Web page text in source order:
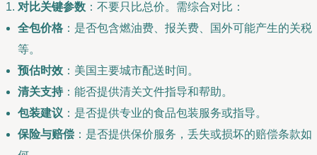
对比关键参数 ：不要只比总价。需综合对比：
全包价格 ：是否包含燃油费、报关费、国外可能产生的关税
等。
预估时效 ：美国主要城市配送时间。
清关支持：能否提供清关文件指导和帮助。
包装建议 ：是否提供专业的食品包装服务或指导。
保险与赔偿 ：是否提供保价服务，丢失或损坏的赔偿条款如